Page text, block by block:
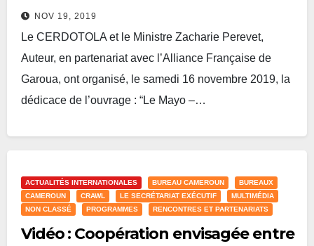
NOV 19, 2019
Le CERDOTOLA et le Ministre Zacharie Perevet,
Auteur, en partenariat avec l’Alliance Française de
Garoua, ont organisé, le samedi 16 novembre 2019, la
dédicace de l’ouvrage : “Le Mayo –…
ACTUALITÉS INTERNATIONALES BUREAU CAMEROUN
BUREAUX
CAMEROUN
CRAWL LE SECRÉTARIAT EXÉCUTIF
MULTIMÉDIA
NON CLASSÉ
PROGRAMMES RENCONTRES ET PARTENARIATS
Vidéo : Coopération envisagée entre